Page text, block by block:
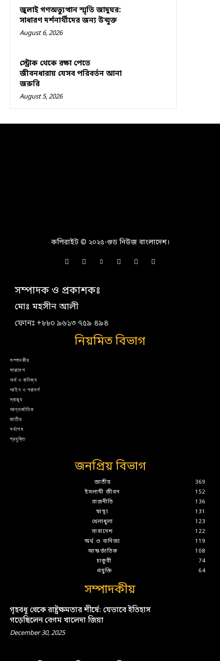
জুলাই গণঅভ্যুত্থান স্মৃতি জাদুঘর:
সাধারণ দর্শনার্থীদের জন্য উন্মুক্ত
August 6, 2026
স্ট্রোক থেকে রক্ষা পেতে
জীবনধারায় যেসব পরিবর্তন আনা
জরুরি
August 5, 2026
কপিরাইট © ২০২৫-গুড নিউজ বাংলাদেশ।
সম্পাদক ও প্রকাশকঃ
মোঃ মহসীন আলী
ফোনঃ +৮৮০ ৯৬১৩ ৭৫৯ ৪৯৪
নিয়মিত বিভাগ
সম্পাদকীয়
সারাদেশ
অর্থ ও বানিজ্য
আইন ও পরামর্শ
স্বাস্থ্য
আন্তর্জাতিক
জাতীয়
সর্বশেষ
প্রযুক্তি
জনপ্রিয় বিভাগ
জাতীয়
369
ইসলামী জীবন
152
রাজনীতি
136
স্বাস্থ্য
131
খেলাধুলা
123
সারাদেশ
122
অর্থ ও বানিজ্য
119
আন্তর্জাতিক
108
চাকুরী
74
প্রযুক্তি
64
সম্পাদকীয়
গৃহবধূ থেকে রাষ্ট্রক্ষমতার শীর্ষে: যেভাবে ইতিহাস
গড়েছিলেন বেগম খালেদা জিয়া
December 30, 2025